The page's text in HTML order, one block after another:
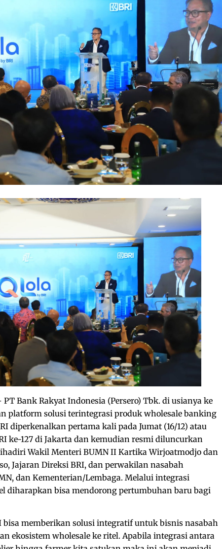
PT Bank Rakyat Indonesia (Persero) Tbk. di usianya ke
platform solusi terintegrasi produk wholesale banking
diperkenalkan pertama kali pada Jumat (16/12) atau
ke-127 di Jakarta dan kemudian resmi diluncurkan
Wakil Menteri BUMN II Kartika Wirjoatmodjo dan
Jajaran Direksi BRI, dan perwakilan nasabah
dan Kementerian/Lembaga. Melalui integrasi
diharapkan bisa mendorong pertumbuhan baru bagi
bisa memberikan solusi integratif untuk bisnis nasabah
ekosistem wholesale ke ritel. Apabila integrasi antara